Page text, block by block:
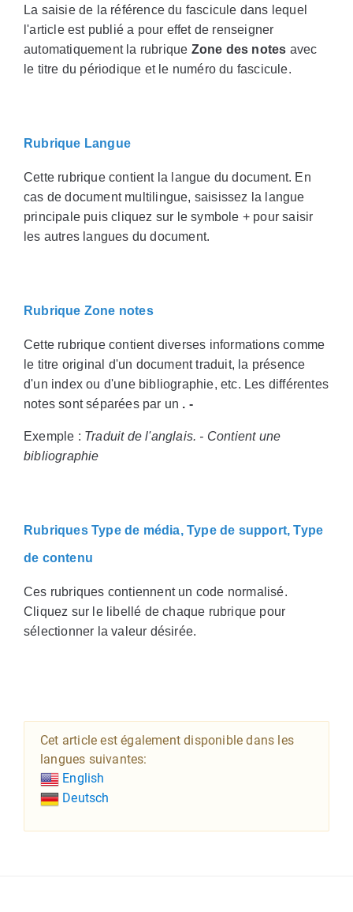
La saisie de la référence du fascicule dans lequel
l'article est publié a pour effet de renseigner
automatiquement la rubrique Zone des notes avec
le titre du périodique et le numéro du fascicule.
Rubrique Langue
Cette rubrique contient la langue du document. En
cas de document multilingue, saisissez la langue
principale puis cliquez sur le symbole + pour saisir
les autres langues du document.
Rubrique Zone notes
Cette rubrique contient diverses informations comme
le titre original d'un document traduit, la présence
d'un index ou d'une bibliographie, etc. Les différentes
notes sont séparées par un . -
Exemple : Traduit de l'anglais. - Contient une
bibliographie
Rubriques Type de média, Type de support, Type
de contenu
Ces rubriques contiennent un code normalisé.
Cliquez sur le libellé de chaque rubrique pour
sélectionner la valeur désirée.
Cet article est également disponible dans les
langues suivantes:
English
Deutsch